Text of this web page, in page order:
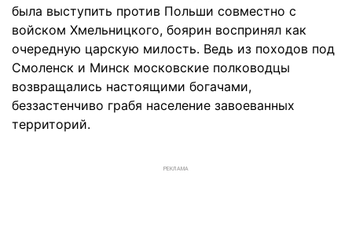
была выступить против Польши совместно с
войском Хмельницкого, боярин воспринял как
очередную царскую милость. Ведь из походов под
Смоленск и Минск московские полководцы
возвращались настоящими богачами,
беззастенчиво грабя население завоеванных
территорий.
РЕКЛАМА